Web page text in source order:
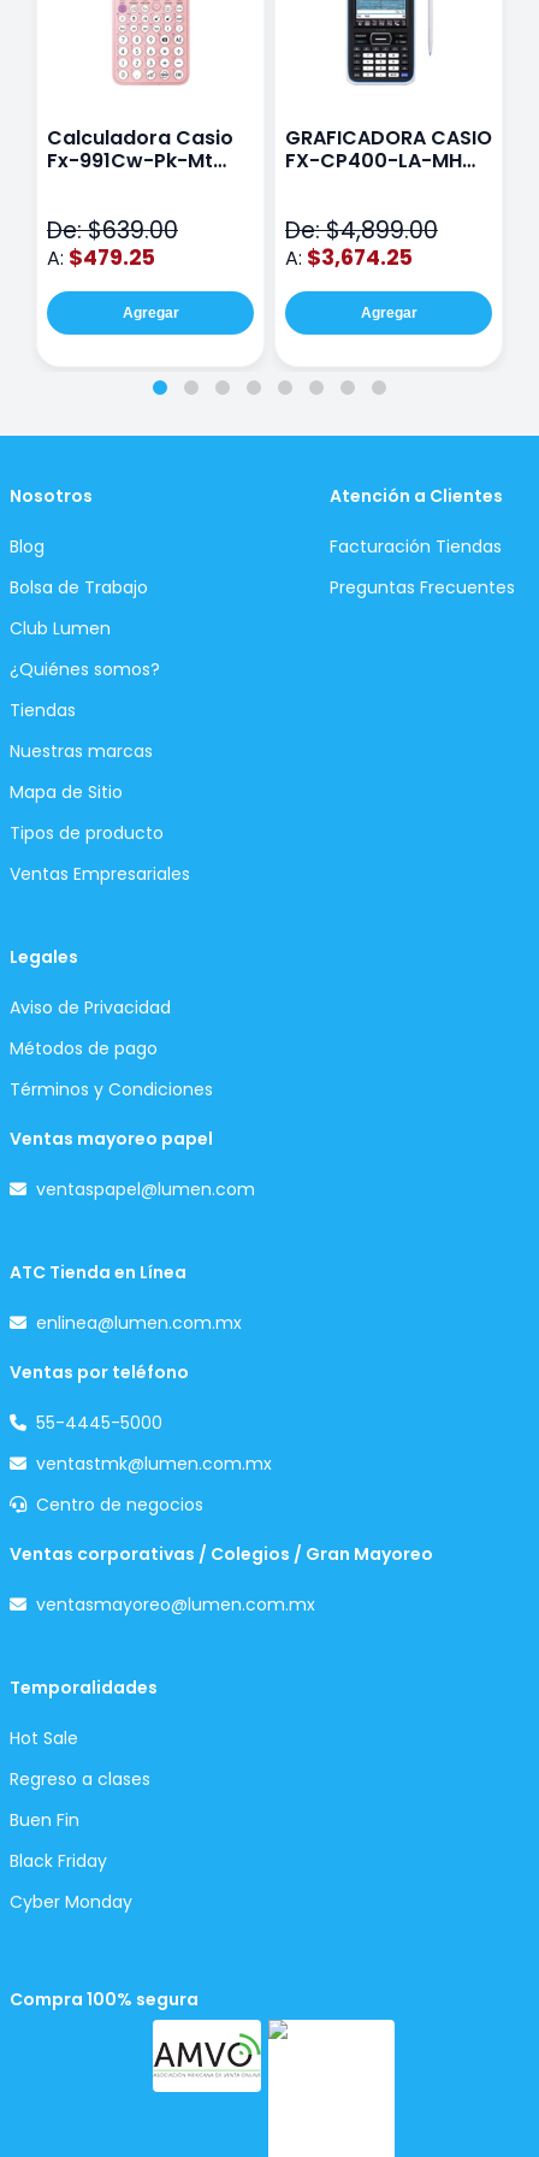
Calculadora Casio
Fx-991Cw-Pk-Mt
De: $639.00
A: $479.25
Agregar
GRAFICADORA CASIO
FX-CP400-LA-MH
De: $4,899.00
A: $3,674.25
Agregar
Nosotros
Blog
Bolsa de Trabajo
Club Lumen
¿Quiénes somos?
Tiendas
Nuestras marcas
Mapa de Sitio
Tipos de producto
Ventas Empresariales
Atención a Clientes
Facturación Tiendas
Preguntas Frecuentes
Legales
Aviso de Privacidad
Métodos de pago
Términos y Condiciones
Ventas mayoreo papel
ventaspapel@lumen.com
ATC Tienda en Línea
enlinea@lumen.com.mx
Ventas por teléfono
55-4445-5000
ventastmk@lumen.com.mx
Centro de negocios
Ventas corporativas / Colegios / Gran Mayoreo
ventasmayoreo@lumen.com.mx
Temporalidades
Hot Sale
Regreso a clases
Buen Fin
Black Friday
Cyber Monday
Compra 100% segura